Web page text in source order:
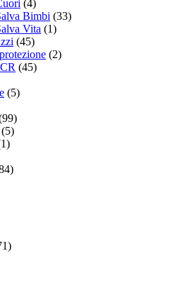
(4)
Bimbi (33)
Vita (1)
(45)
(2)
(45)
(5)
(5)